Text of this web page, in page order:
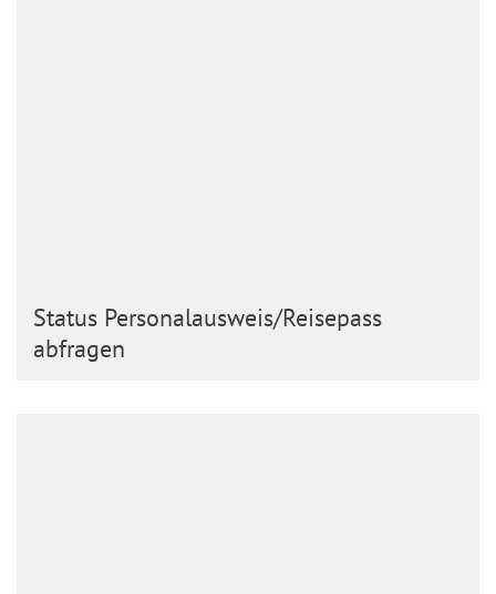
Status Personalausweis/Reisepass
abfragen